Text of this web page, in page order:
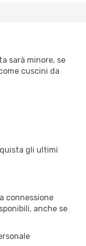
sarà minore, se
cuscini da
gli ultimi
connessione
anche se